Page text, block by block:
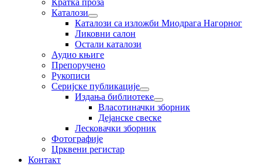
Кратка проза
Каталози
Каталози са изложби Миодрага Нагорног
Ликовни салон
Остали каталози
Аудио књиге
Препоручено
Рукописи
Серијске публикације
Издања библиотеке
Власотиначки зборник
Дејанске свеске
Лесковачки зборник
Фотографије
Црквени регистар
Контакт